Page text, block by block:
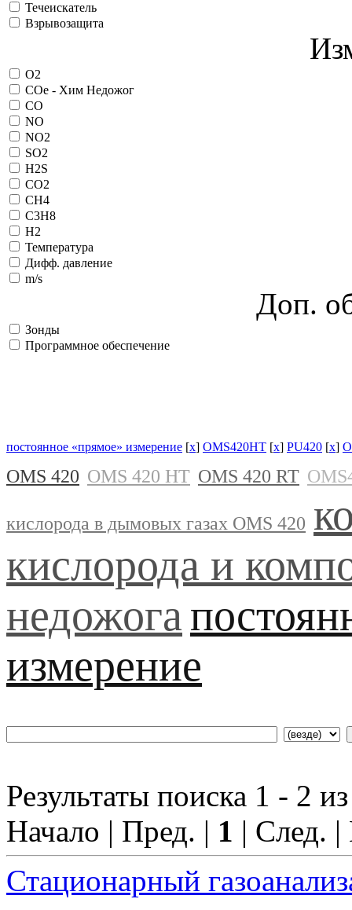
Течеискатель
Взрывозащита
O2
COe - Хим Недожог
CO
NO
NO2
SO2
H2S
CO2
CH4
C3H8
H2
Температура
Дифф. давление
m/s
Доп.
Зонды
Программное обеспечение
постоянное «прямое» измерение [x] OMS420HT [x] PU420 [x]
OMS 420 OMS 420 HT OMS 420 RT
кислорода в дымовых газах OMS 420
кислорода и
недожога
измерение
Результаты поиска 1 - 2
Начало | Пред. | 1 | След.
Стационарный